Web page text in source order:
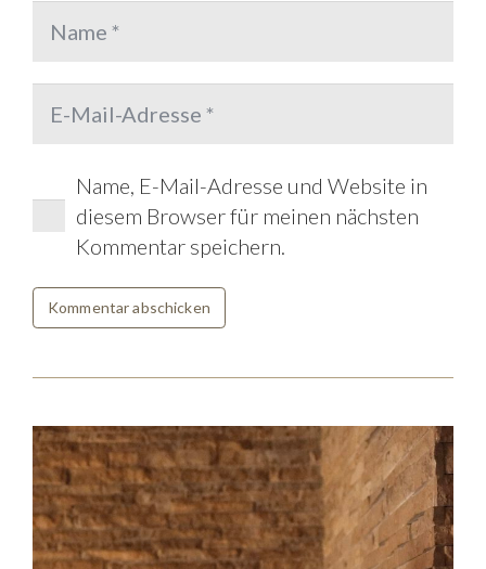
Name, E-Mail-Adresse und Website in
diesem Browser für meinen nächsten
Kommentar speichern.
Kommentar abschicken